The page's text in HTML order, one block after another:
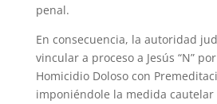
penal.
En consecuencia, la autoridad
vincular a proceso a Jesús “N”
Homicidio Doloso con
imponiéndole la medida